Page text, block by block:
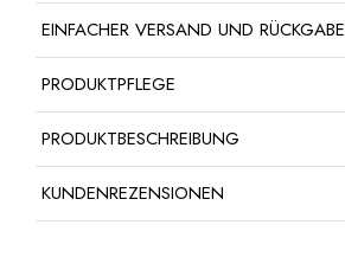
EINFACHER VERSAND UND RÜCKGABE
PRODUKTPFLEGE
PRODUKTBESCHREIBUNG
KUNDENREZENSIONEN